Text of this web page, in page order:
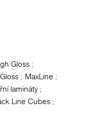
Gloss
MaxLine
lamináty
Line Cubes